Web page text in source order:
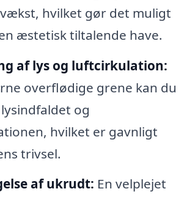
hvilket gør det muligt
æstetisk tiltalende have.
af lys og luftcirkulation:
overflødige grene kan du
og
hvilket er gavnligt
trivsel.
af ukrudt: En velplejet